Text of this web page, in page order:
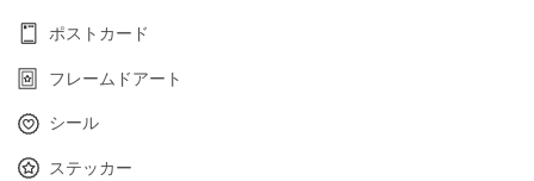
ポストカード
フレームドアート
シール
ステッカー